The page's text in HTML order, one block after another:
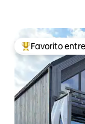
Favorito entre
Favorito